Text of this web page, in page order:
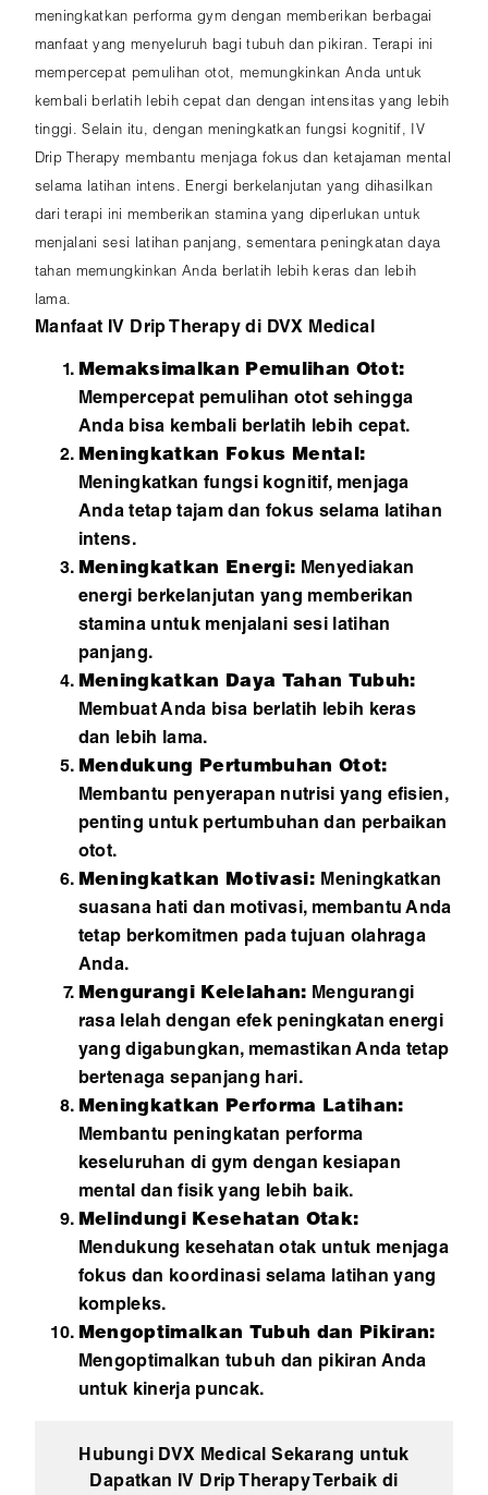
meningkatkan performa gym dengan memberikan berbagai
manfaat yang menyeluruh bagi tubuh dan pikiran. Terapi ini
mempercepat pemulihan otot, memungkinkan Anda untuk
kembali berlatih lebih cepat dan dengan intensitas yang lebih
tinggi. Selain itu, dengan meningkatkan fungsi kognitif, IV
Drip Therapy membantu menjaga fokus dan ketajaman mental
selama latihan intens. Energi berkelanjutan yang dihasilkan
dari terapi ini memberikan stamina yang diperlukan untuk
menjalani sesi latihan panjang, sementara peningkatan daya
tahan memungkinkan Anda berlatih lebih keras dan lebih
lama.
Manfaat IV Drip Therapy di DVX Medical
Memaksimalkan Pemulihan Otot:
Mempercepat pemulihan otot sehingga
Anda bisa kembali berlatih lebih cepat.
Meningkatkan Fokus Mental:
Meningkatkan fungsi kognitif, menjaga
Anda tetap tajam dan fokus selama latihan
intens.
Meningkatkan Energi: Menyediakan
energi berkelanjutan yang memberikan
stamina untuk menjalani sesi latihan
panjang.
Meningkatkan Daya Tahan Tubuh:
Membuat Anda bisa berlatih lebih keras
dan lebih lama.
Mendukung Pertumbuhan Otot:
Membantu penyerapan nutrisi yang efisien,
penting untuk pertumbuhan dan perbaikan
otot.
Meningkatkan Motivasi: Meningkatkan
suasana hati dan motivasi, membantu Anda
tetap berkomitmen pada tujuan olahraga
Anda.
Mengurangi Kelelahan: Mengurangi
rasa lelah dengan efek peningkatan energi
yang digabungkan, memastikan Anda tetap
bertenaga sepanjang hari.
Meningkatkan Performa Latihan:
Membantu peningkatan performa
keseluruhan di gym dengan kesiapan
mental dan fisik yang lebih baik.
Melindungi Kesehatan Otak:
Mendukung kesehatan otak untuk menjaga
fokus dan koordinasi selama latihan yang
kompleks.
Mengoptimalkan Tubuh dan Pikiran:
Mengoptimalkan tubuh dan pikiran Anda
untuk kinerja puncak.
Hubungi DVX Medical Sekarang untuk
Dapatkan IV Drip Therapy Terbaik di